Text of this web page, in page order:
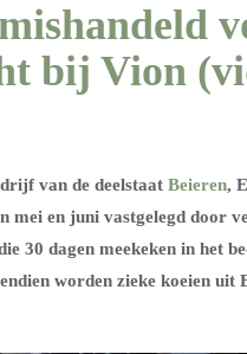
bij Vion
van de deelstaat Beieren,
en juni vastgelegd door
30 dagen meekeken in het
worden zieke koeien uit